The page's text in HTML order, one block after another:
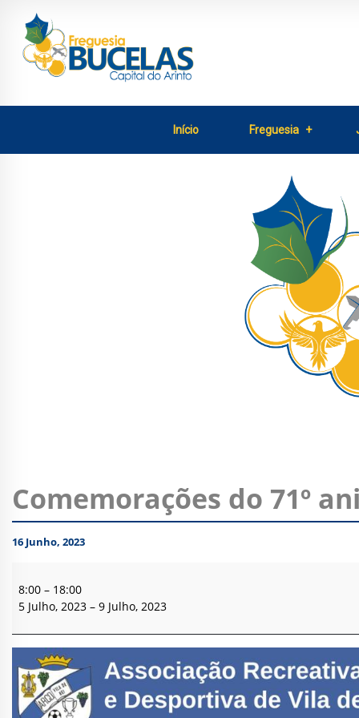
Início Freguesia
Comemorações do 71º
16 Junho, 2023
do
71º
da
A.R.C.D.
de
Vila
de
8:00 – 18:00
5 Julho, 2023 – 9 Julho, 2023